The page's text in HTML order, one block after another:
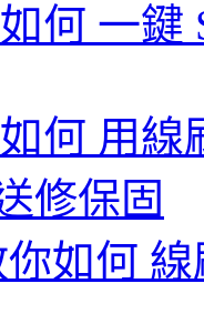
何 一鍵
何 用線
修保固
如何 線